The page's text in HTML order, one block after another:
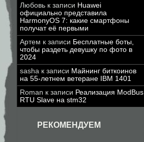
Любовь к записи Huawei
официально представила
HarmonyOS 7: какие смартфоны
получат её первыми
Артем к записи Бесплатные боты,
чтобы раздеть девушку по фото в
2024
sasha к записи Майнинг биткоинов
на 55-летнем ветеране IBM 1401
Roman к записи Реализация ModBus
RTU Slave на stm32
РЕКОМЕНДУЕМ